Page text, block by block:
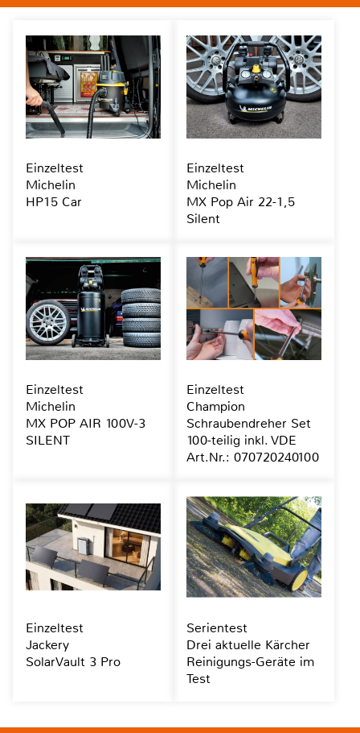
Einzeltest
Michelin
HP15 Car
Einzeltest
Michelin
MX Pop Air 22-1,5
Silent
Einzeltest
Michelin
MX POP AIR 100V-3
SILENT
Einzeltest
Champion
Schraubendreher Set
100-teilig inkl. VDE
Art.Nr.: 070720240100
Einzeltest
Jackery
SolarVault 3 Pro
Serientest
Drei aktuelle Kärcher
Reinigungs-Geräte im
Test